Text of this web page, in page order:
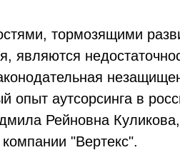
тормозящими
являются
опыт аутсорсинга в
Рейновна
"Вертекс".